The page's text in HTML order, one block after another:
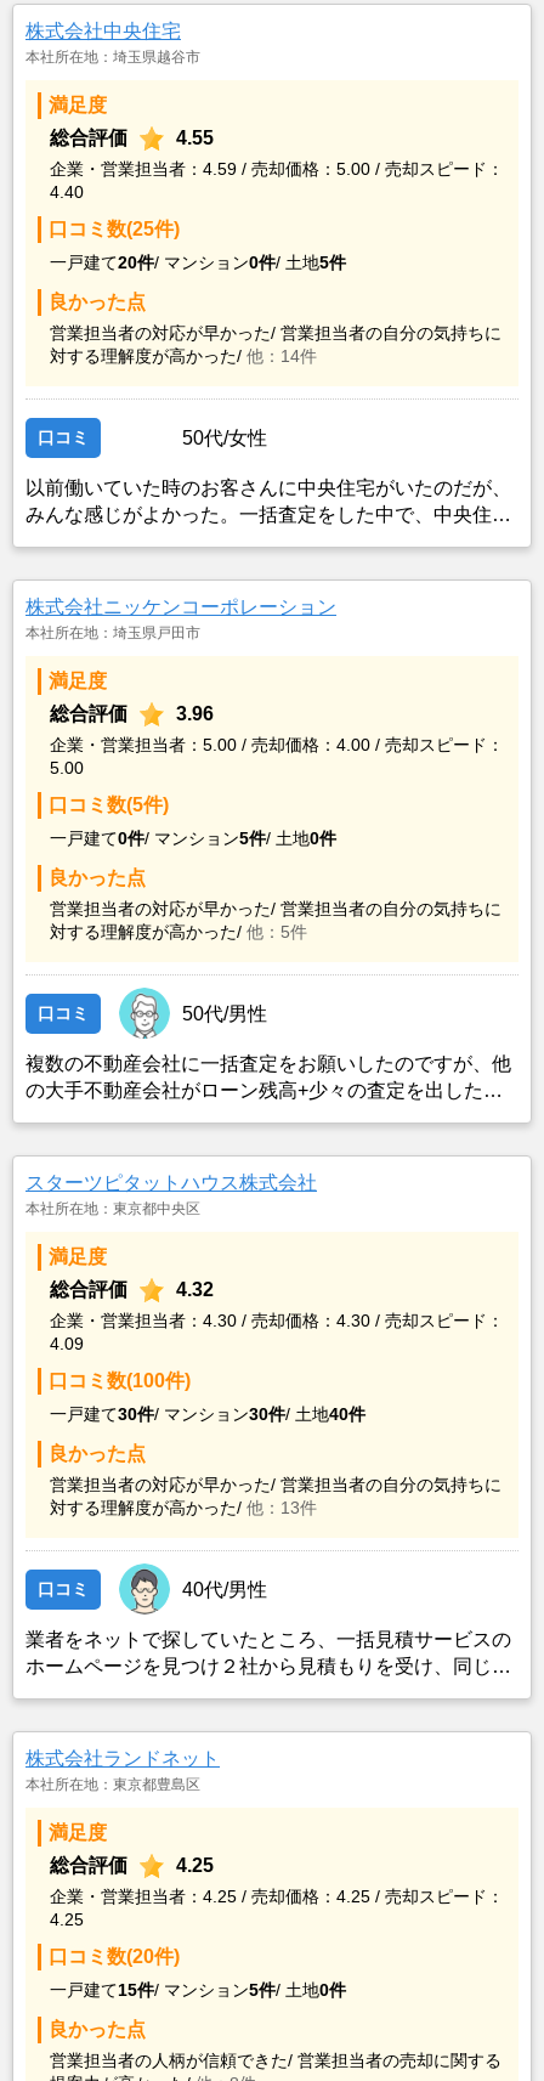
株式会社中央住宅
本社所在地：埼玉県越谷市
満足度
総合評価
4.55
企業・営業担当者：4.59 / 売却価格：5.00 / 売却スピード：
4.40
口コミ数(25件)
一戸建て20件/ マンション0件/ 土地5件
良かった点
営業担当者の対応が早かった/ 営業担当者の自分の気持ちに
対する理解度が高かった/ 他：14件
口コミ 50代/女性
以前働いていた時のお客さんに中央住宅がいたのだが、
みんな感じがよかった。一括査定をした中で、中央住宅
かなと思った。
株式会社ニッケンコーポレーション
本社所在地：埼玉県戸田市
満足度
総合評価
3.96
企業・営業担当者：5.00 / 売却価格：4.00 / 売却スピード：
5.00
口コミ数(5件)
一戸建て0件/ マンション5件/ 土地0件
良かった点
営業担当者の対応が早かった/ 営業担当者の自分の気持ちに
対する理解度が高かった/ 他：5件
口コミ 50代/男性
複数の不動産会社に一括査定をお願いしたのですが、他
の大手不動産会社がローン残高+少々の査定を出した
スターツピタットハウス株式会社
本社所在地：東京都中央区
満足度
総合評価
4.32
企業・営業担当者：4.30 / 売却価格：4.30 / 売却スピード：
4.09
口コミ数(100件)
一戸建て30件/ マンション30件/ 土地40件
良かった点
営業担当者の対応が早かった/ 営業担当者の自分の気持ちに
対する理解度が高かった/ 他：13件
口コミ 40代/男性
業者をネットで探していたところ、一括見積サービスの
ホームページを見つけ２社から見積もりを受け、同じ条
が決まったため。
株式会社ランドネット
本社所在地：東京都豊島区
満足度
総合評価
4.25
企業・営業担当者：4.25 / 売却価格：4.25 / 売却スピード：
4.25
口コミ数(20件)
一戸建て15件/ マンション5件/ 土地0件
良かった点
営業担当者の人柄が信頼できた/ 営業担当者の売却に関する